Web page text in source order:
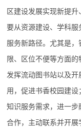
区建设发展实现新提
要从资源建设、学科
服务新路径。尤其是
限、区位不便等方面
发挥流动图书站以及
用，促进书香校园建
知识服务需求，进一
合作，主动联系并开